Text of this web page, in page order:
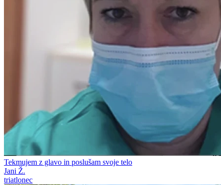
Tekmujem z glavo in poslušam svoje telo
Jani Ž.
triatlonec